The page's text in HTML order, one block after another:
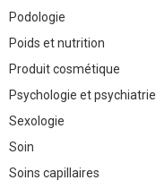
Podologie
Poids et nutrition
Produit cosmétique
Psychologie et psychiatrie
Sexologie
Soin
Soins capillaires